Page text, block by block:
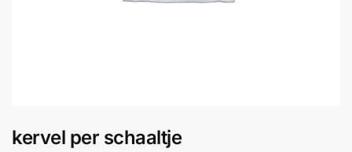
kervel per schaaltje